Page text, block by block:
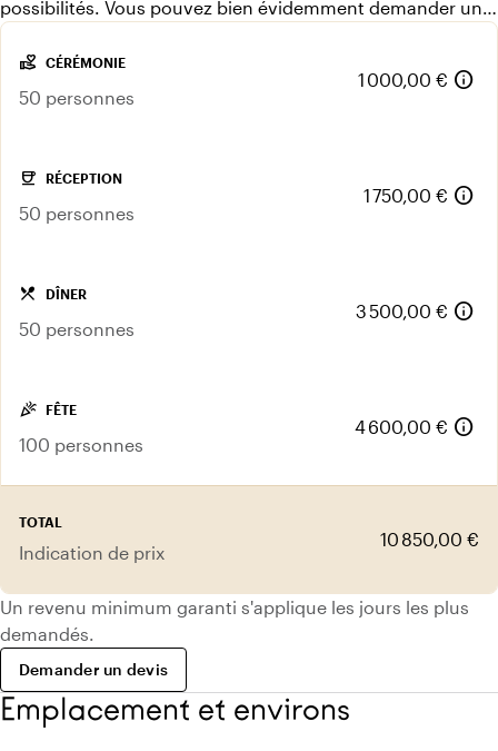
possibilités. Vous pouvez bien évidemment demander un
devis gratuit.
volunteer_activism CÉRÉMONIE
50 personnes
1 000,00 € info
coffee RÉCEPTION
50 personnes
1 750,00 € info
local_dining DÎNER
50 personnes
3 500,00 € info
celebration FÊTE
100 personnes
4 600,00 € info
TOTAL
Indication de prix
10 850,00 €
Un revenu minimum garanti s'applique les jours les plus
demandés.
Demander un devis
Emplacement et environs